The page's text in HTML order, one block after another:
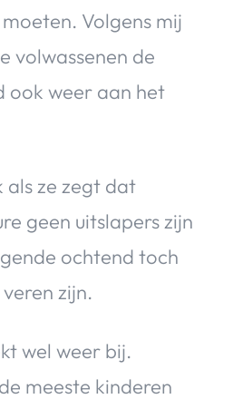
Volgens mij
volwassenen de
ook weer aan het
als ze zegt dat
geen uitslapers zijn
ochtend toch
zijn.
wel weer bij.
meeste kinderen